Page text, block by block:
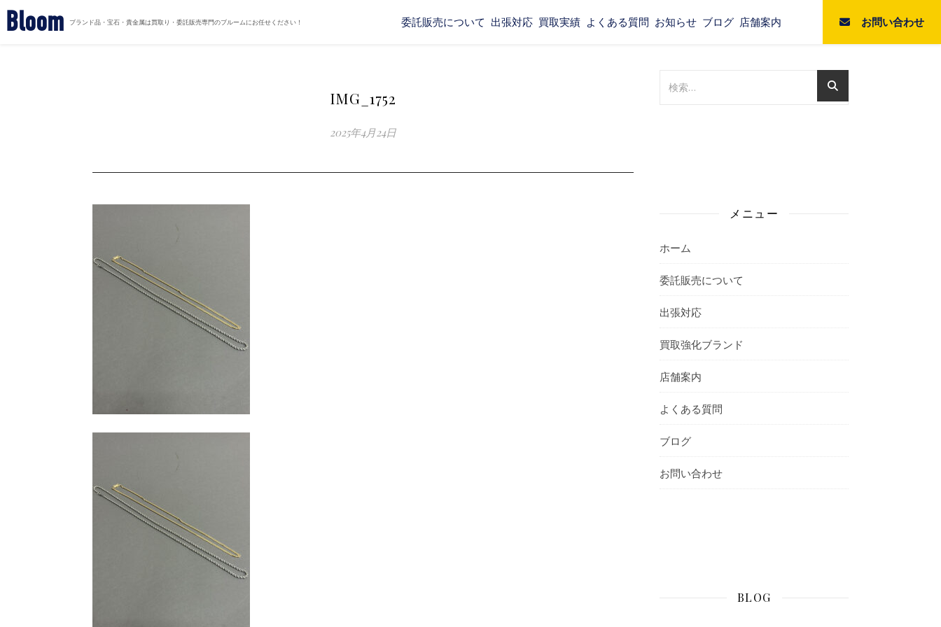
Bloom ブランド品・宝石・貴金属は買取り・委託販売専門のブルームにお任せください！ 委託販売について 出張対応 買取実績 よくある質問 お知らせ ブログ 店舗案内 お問い合わせ
IMG_1752
2025年4月24日
メニュー
ホーム
委託販売について
出張対応
買取強化ブランド
店舗案内
よくある質問
ブログ
お問い合わせ
BLOG